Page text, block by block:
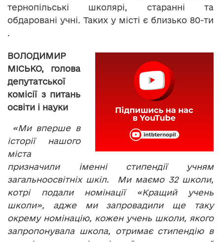
тернопільські школярі, старанні та
обдаровані учні. Таких у місті є близько 80-ти
.
ВОЛОДИМИР
МІСЬКО, голова
депутатської
комісії з питань
освіти і науки
«Ми вперше в
історії нашого
міста
призначили іменні стипендії учням
загальноосвітніх шкіл. Ми маємо 32 школи,
котрі подали номінації «Кращий учень
школи», адже ми запровадили ще таку
окрему номінацію, кожен учень школи, якого
запропонувала школа, отримає стипендію в